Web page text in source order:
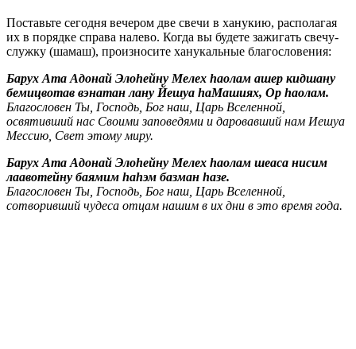
Поставьте сегодня вечером две свечи в ханукию, располагая
их в порядке справа налево. Когда вы будете зажигать свечу-
служку (шамаш), произносите ханукальные благословения:
Барух Ата Адонай Элоhейну Мелех hаолам ашер кидшану
бемицвотав вэнатан лану Йешуа hаМашиях, Ор hаолам.
Благословен Ты, Господь, Бог наш, Царь Вселенной,
освятивший нас Своими заповедями и даровавший нам Иешуа
Мессию, Свет этому миру.
Барух Ата Адонай Элоhейну Мелех hаолам шеаса нисим
лаавотейну баямим hаhэм базман hазе.
Благословен Ты, Господь, Бог наш, Царь Вселенной,
сотворивший чудеса отцам нашим в их дни в это время года.